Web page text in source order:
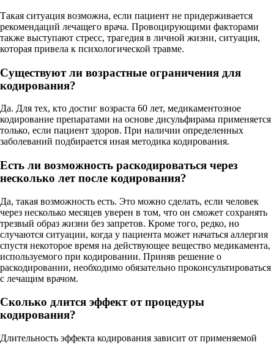
Такая ситуация возможна, если пациент не придерживается
рекомендаций лечащего врача. Провоцирующими факторами
также выступают стресс, трагедия в личной жизни, ситуация,
которая привела к психологической травме.
Существуют ли возрастные ограничения для
кодирования?
Да. Для тех, кто достиг возраста 60 лет, медикаментозное
кодирование препаратами на основе дисульфирама применяется
только, если пациент здоров. При наличии определенных
заболеваний подбирается иная методика кодирования.
Есть ли возможность раскодироваться через
несколько лет после кодирования?
Да, такая возможность есть. Это можно сделать, если человек
через несколько месяцев уверен в том, что он сможет сохранять
трезвый образ жизни без запретов. Кроме того, редко, но
случаются ситуации, когда у пациента может начаться аллергия
спустя некоторое время на действующее вещество медикамента,
используемого при кодировании. Приняв решение о
раскодировании, необходимо обязательно проконсультироваться
с лечащим врачом.
Сколько длится эффект от процедуры
кодирования?
Длительность эффекта кодирования зависит от применяемой